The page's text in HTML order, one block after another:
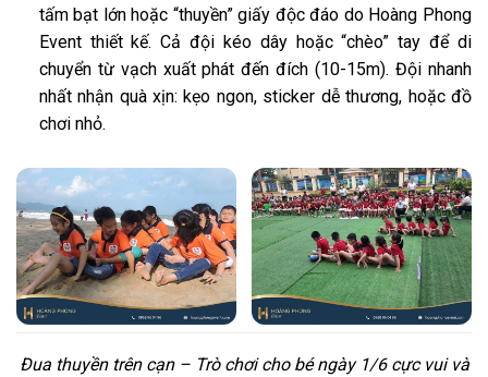
tấm bạt lớn hoặc “thuyền” giấy độc đáo do Hoàng Phong
Event thiết kế. Cả đội kéo dây hoặc “chèo” tay để di
chuyển từ vạch xuất phát đến đích (10-15m). Đội nhanh
nhất nhận quà xịn: kẹo ngon, sticker dễ thương, hoặc đồ
chơi nhỏ.
Đua thuyền trên cạn – Trò chơi cho bé ngày 1/6 cực vui và